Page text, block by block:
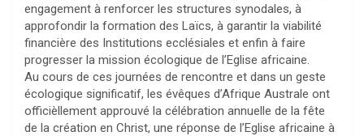
engagement à renforcer les structures synodales, à
approfondir la formation des Laïcs, à garantir la viabilité
financière des Institutions ecclésiales et enfin à faire
progresser la mission écologique de l’Eglise africaine.
Au cours de ces journées de rencontre et dans un geste
écologique significatif, les évêques d’Afrique Australe ont
officièllement approuvé la célébration annuelle de la fête
de la création en Christ, une réponse de l’Eglise africaine à